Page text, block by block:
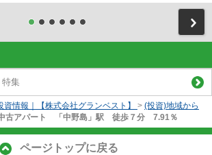
特集
情報｜【株式会社グランベスト】 > (投資)地域から
古アパート 「中野島」駅 徒歩７分 7.91％
ページトップに戻る